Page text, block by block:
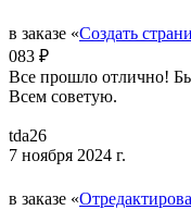
в заказе «Создать
083 ₽
Все прошло отлично!
Всем советую.
tda26
7 ноября 2024 г.
в заказе «